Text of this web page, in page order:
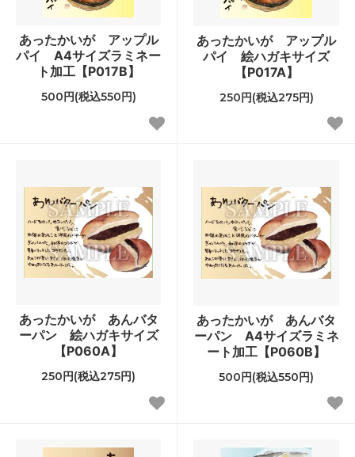
あったかいが アップル
パイ A4サイズラミネー
ト加工【P017B】
500円(税込550円)
あったかいが アップル
パイ 絵ハガキサイズ
【P017A】
250円(税込275円)
あったかいが あんバタ
ーパン 絵ハガキサイズ
【P060A】
250円(税込275円)
あったかいが あんバタ
ーパン A4サイズラミネ
ート加工【P060B】
500円(税込550円)